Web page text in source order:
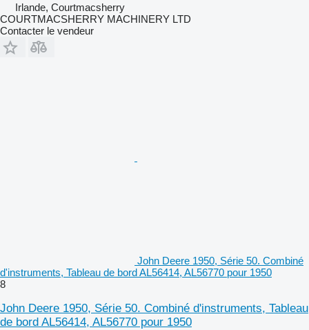
Irlande, Courtmacsherry
COURTMACSHERRY MACHINERY LTD
Contacter le vendeur
John Deere 1950, Série 50. Combiné
d'instruments, Tableau de bord AL56414, AL56770 pour 1950
8
John Deere 1950, Série 50. Combiné d'instruments, Tableau
de bord AL56414, AL56770 pour 1950